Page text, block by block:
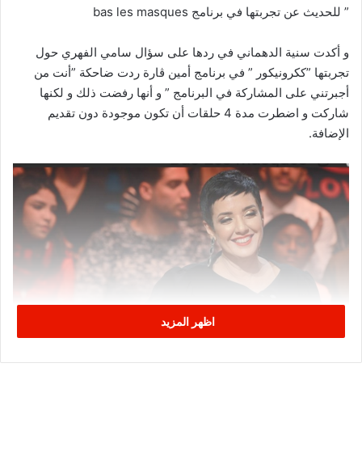
” للحديث عن تجربتها في برنامج bas les masques
و أكدت سنية الدهماني في ردها على سؤال سامي الفهري حول
تجربتها ”ككرونيكور ” في برنامج أمين ڨارة ردت ضاحكة ”أنت من
أجبرتني على المشاركة في البرنامج ” و أنها رفضت ذلك و لكنها
شاركت و اضطرت مدة 4 حلقات أن تكون موجودة دون تقديم
الإضافة.
اظهر المزيد